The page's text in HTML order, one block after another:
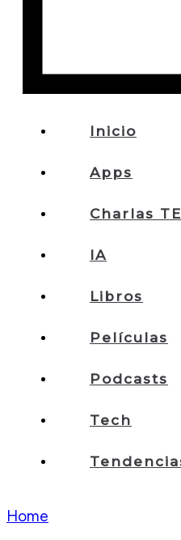
Inicio
Apps
Charlas
IA
Libros
Películas
Podcasts
Tech
Home